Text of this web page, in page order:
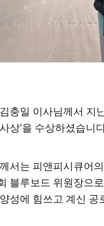
충일 이사님께서 지
상'을 수상하셨습니
서는 피앤피시큐어
블루보드 위원장으
성에 힘쓰고 계신